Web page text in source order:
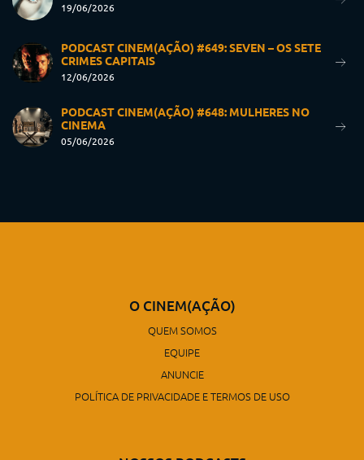
19/06/2026
PODCAST CINEM(AÇÃO) #649: SEVEN – OS SETE
CRIMES CAPITAIS
12/06/2026
PODCAST CINEM(AÇÃO) #648: MULHERES NO
CINEMA
05/06/2026
O CINEM(AÇÃO)
QUEM SOMOS
EQUIPE
ANUNCIE
POLÍTICA DE PRIVACIDADE E TERMOS DE USO